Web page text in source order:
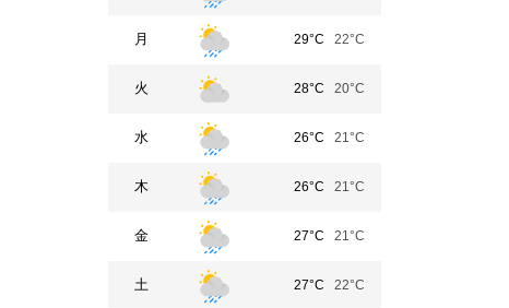
月 29°C 22°C
火 28°C 20°C
水 26°C 21°C
木 26°C 21°C
金 27°C 21°C
土 27°C 22°C